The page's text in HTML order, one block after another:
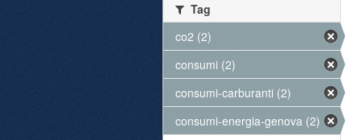
Tag
co2 (2)
consumi (2)
consumi-carburanti (2)
consumi-energia-genova (2)